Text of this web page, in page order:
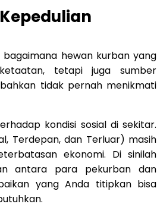
hewan kurban yang
tetapi juga sumber
tidak pernah menikmati
kondisi sosial di sekitar.
Terdepan, dan Terluar) masih
ekonomi. Di sinilah
antara para pekurban dan
yang Anda titipkan bisa